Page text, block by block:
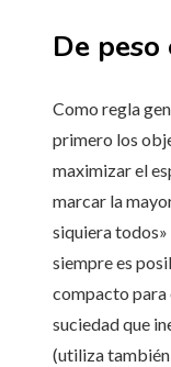
De peso
Como regla
primero los
maximizar el
marcar la
siquiera todos»
siempre es
compacto para
suciedad que
(utiliza